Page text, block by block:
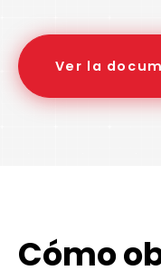
Ver la
Cómo